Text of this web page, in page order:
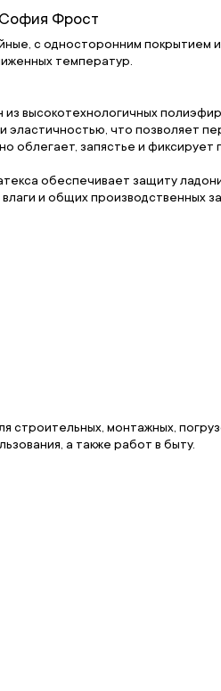
Фрост
с односторонним покрытием
температур.
из высокотехнологичных
эластичностью, что позволяет
облегает, запястье и фиксирует
обеспечивает защиту
и общих производственных
строительных, монтажных,
а также работ в быту.